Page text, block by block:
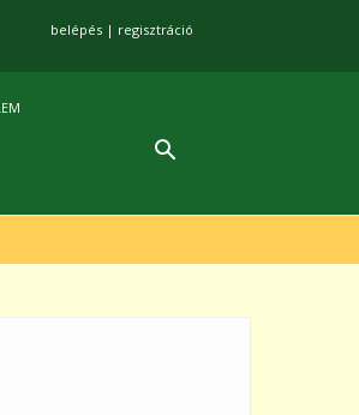
belépés | regisztráció